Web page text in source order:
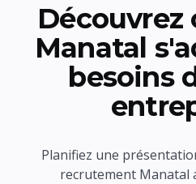
Manatal
besoins
Planifiez une
recrutement Manatal